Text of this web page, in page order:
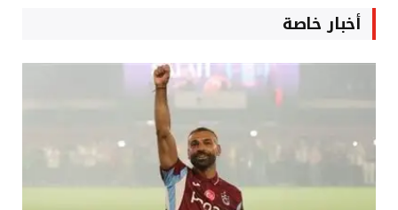
أخبار خاصة